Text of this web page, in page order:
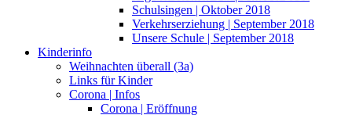
Schulsingen | Oktober 2018
Verkehrserziehung | September 2018
Unsere Schule | September 2018
Kinderinfo
Weihnachten überall (3a)
Links für Kinder
Corona | Infos
Corona | Eröffnung